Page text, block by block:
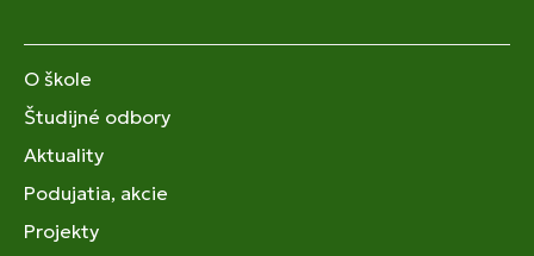
O škole
Študijné odbory
Aktuality
Podujatia, akcie
Projekty